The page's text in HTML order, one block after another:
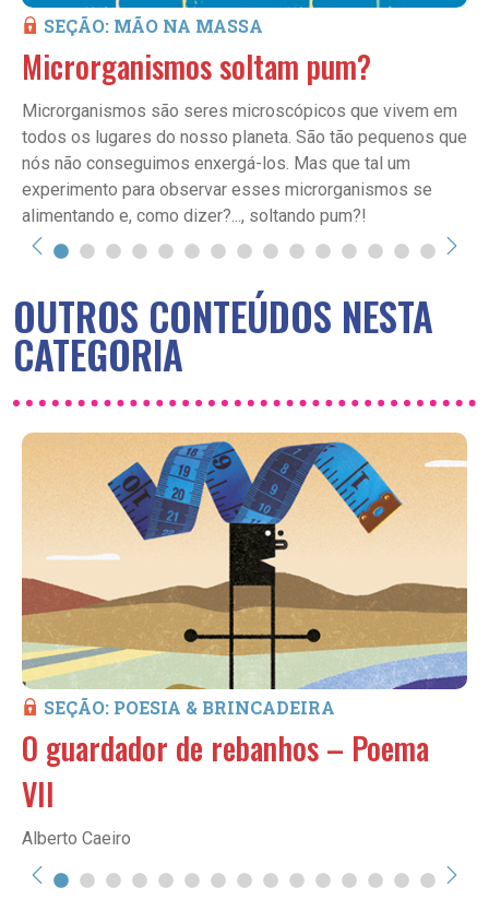
SEÇÃO: MÃO NA MASSA
Microrganismos soltam pum?
Microrganismos são seres microscópicos que vivem em
todos os lugares do nosso planeta. São tão pequenos que
nós não conseguimos enxergá-los. Mas que tal um
experimento para observar esses microrganismos se
alimentando e, como dizer?..., soltando pum?!
OUTROS CONTEÚDOS NESTA
CATEGORIA
SEÇÃO: POESIA & BRINCADEIRA
O guardador de rebanhos – Poema
VII
Alberto Caeiro